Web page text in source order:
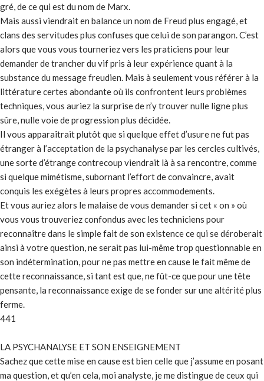
gré, de ce qui est du nom de Marx.
Mais aussi viendrait en balance un nom de Freud plus engagé, et
clans des servitudes plus confuses que celui de son parangon. C’est
alors que vous vous tourneriez vers les praticiens pour leur
demander de trancher du vif pris à leur expérience quant à la
substance du message freudien. Mais à seulement vous référer à la
littérature certes abondante où ils confrontent leurs problèmes
techniques, vous auriez la surprise de n’y trouver nulle ligne plus
sûre, nulle voie de progression plus décidée.
Il vous apparaîtrait plutôt que si quelque effet d’usure ne fut pas
étranger à l’acceptation de la psychanalyse par les cercles cultivés,
une sorte d’étrange contrecoup viendrait là à sa rencontre, comme
si quelque mimétisme, subornant l’effort de convaincre, avait
conquis les exégètes à leurs propres accommodements.
Et vous auriez alors le malaise de vous demander si cet « on » où
vous vous trouveriez confondus avec les techniciens pour
reconnaître dans le simple fait de son existence ce qui se déroberait
ainsi à votre question, ne serait pas lui-même trop questionnable en
son indétermination, pour ne pas mettre en cause le fait même de
cette reconnaissance, si tant est que, ne fût-ce que pour une tête
pensante, la reconnaissance exige de se fonder sur une altérité plus
ferme.
441
LA PSYCHANALYSE ET SON ENSEIGNEMENT
Sachez que cette mise en cause est bien celle que j’assume en posant
ma question, et qu’en cela, moi analyste, je me distingue de ceux qui